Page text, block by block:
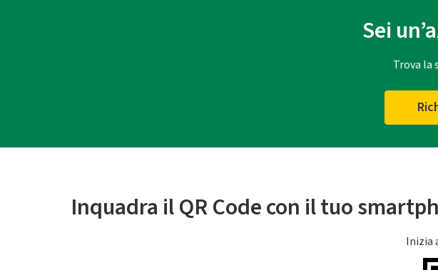
Sei
Trova la
Inquadra il QR Code con il tuo
Inizia